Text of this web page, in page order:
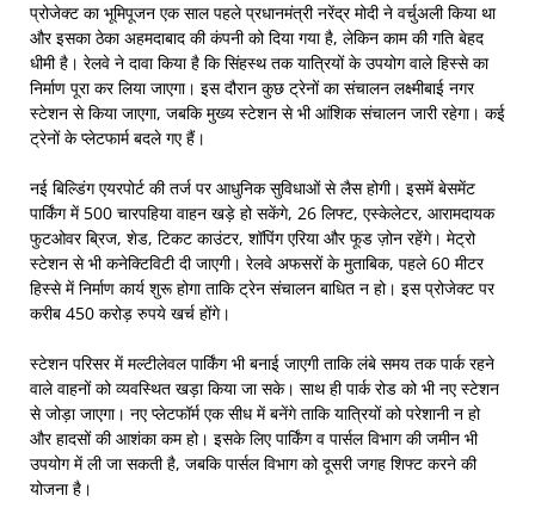
प्रोजेक्ट का भूमिपूजन एक साल पहले प्रधानमंत्री नरेंद्र मोदी ने वर्चुअली किया था
और इसका ठेका अहमदाबाद की कंपनी को दिया गया है, लेकिन काम की गति बेहद
धीमी है। रेलवे ने दावा किया है कि सिंहस्थ तक यात्रियों के उपयोग वाले हिस्से का
निर्माण पूरा कर लिया जाएगा। इस दौरान कुछ ट्रेनों का संचालन लक्ष्मीबाई नगर
स्टेशन से किया जाएगा, जबकि मुख्य स्टेशन से भी आंशिक संचालन जारी रहेगा। कई
ट्रेनों के प्लेटफार्म बदले गए हैं।
नई बिल्डिंग एयरपोर्ट की तर्ज पर आधुनिक सुविधाओं से लैस होगी। इसमें बेसमेंट
पार्किंग में 500 चारपहिया वाहन खड़े हो सकेंगे, 26 लिफ्ट, एस्केलेटर, आरामदायक
फुटओवर ब्रिज, शेड, टिकट काउंटर, शॉपिंग एरिया और फूड ज़ोन रहेंगे। मेट्रो
स्टेशन से भी कनेक्टिविटी दी जाएगी। रेलवे अफसरों के मुताबिक, पहले 60 मीटर
हिस्से में निर्माण कार्य शुरू होगा ताकि ट्रेन संचालन बाधित न हो। इस प्रोजेक्ट पर
करीब 450 करोड़ रुपये खर्च होंगे।
स्टेशन परिसर में मल्टीलेवल पार्किंग भी बनाई जाएगी ताकि लंबे समय तक पार्क रहने
वाले वाहनों को व्यवस्थित खड़ा किया जा सके। साथ ही पार्क रोड को भी नए स्टेशन
से जोड़ा जाएगा। नए प्लेटफॉर्म एक सीध में बनेंगे ताकि यात्रियों को परेशानी न हो
और हादसों की आशंका कम हो। इसके लिए पार्किंग व पार्सल विभाग की जमीन भी
उपयोग में ली जा सकती है, जबकि पार्सल विभाग को दूसरी जगह शिफ्ट करने की
योजना है।